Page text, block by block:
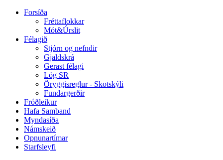
Forsíða
Fréttaflokkar
Mót&Úrslit
Félagið
Stjórn og nefndir
Gjaldskrá
Gerast félagi
Lög SR
Öryggisreglur - Skotskýli
Fundargerðir
Fróðleikur
Hafa Samband
Myndasíða
Námskeið
Opnunartímar
Starfsleyfi